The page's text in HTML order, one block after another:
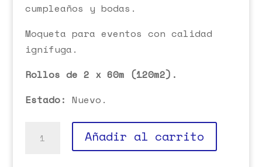
cumpleaños y bodas.
Moqueta para eventos con calidad
ignífuga.
Rollos de 2 x 60m (120m2).
Estado: Nuevo.
ferial
Añadir al carrito